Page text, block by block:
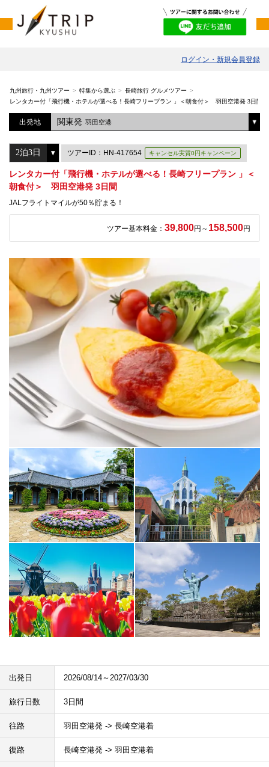
ログイン・新規会員登録
九州旅行・九州ツアー 特集から選ぶ
長崎旅行 グルメツアー
レンタカー付「飛行機・ホテルが選べる！長崎フリープラン 」＜朝食付＞ 羽田空港発 3日間
出発地 関東発 羽田空港
ツアーID：HN-417654 キャンセル実質0円キャンペーン
レンタカー付「飛行機・ホテルが選べる！長崎フリープラン 」＜
朝食付＞ 羽田空港発 3日間
JALフライトマイルが50％貯まる！
ツアー基本料金： 39,800円～ 158,500円
出発日 2026/08/14～2027/03/30
旅行日数 3日間
往路 羽田空港発 -> 長崎空港着
復路 長崎空港発 -> 羽田空港着